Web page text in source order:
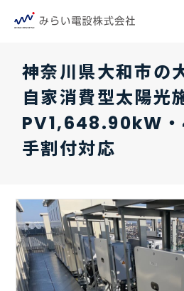
神奈川県大和市の
自家消費型太陽光
PV1,648.90kW・
手割付対応